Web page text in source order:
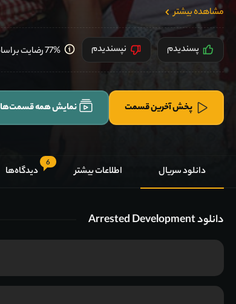
مشاهده بیشتر
پسندیدم نپسندیدم 77% رضایت بر اساس (22 رای) کاربران
پخش آخرین قسمت نمایش همه قسمت‌ها
دانلود سریال اطلاعات بیشتر
6
دیدگاه‌ها
دانلود Arrested Development